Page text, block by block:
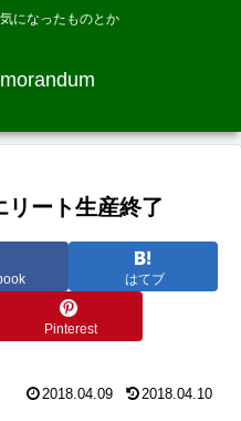
になったものとか
ート生産終了
はてブ
Pinterest
2018.04.09 2018.04.10